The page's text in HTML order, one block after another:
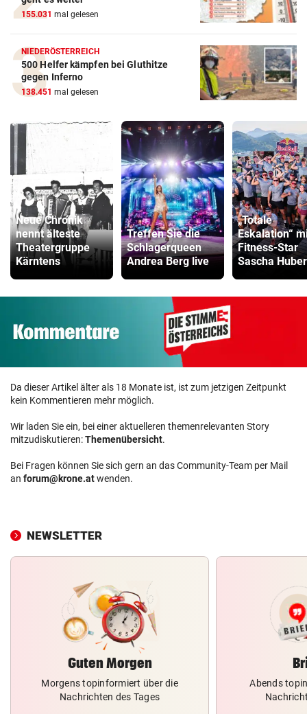
155.031 mal gelesen
NIEDERÖSTERREICH
500 Helfer kämpfen bei Gluthitze
gegen Inferno
138.451 mal gelesen
Neue Chronik
nennt älteste
Theatergruppe
Kärntens
Treffen Sie die
Schlagerqueen
Andrea Berg live
„Totale
Eskalation“
Fitness-Star
Sascha Huber
Da dieser Artikel älter als 18 Monate ist, ist zum jetzigen Zeitpunkt
kein Kommentieren mehr möglich.
Wir laden Sie ein, bei einer aktuelleren themenrelevanten Story
mitzudiskutieren:Themenübersicht.
Bei Fragen können Sie sich gern an das Community-Team per Mail
an forum@krone.atwenden.
NEWSLETTER
Guten Morgen
Morgens topinformiert über die
Nachrichten des Tages
Abends